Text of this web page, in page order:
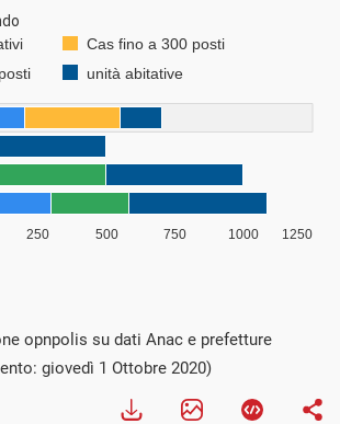
opnpolis su dati Anac e prefetture
giovedì 1 Ottobre 2020)